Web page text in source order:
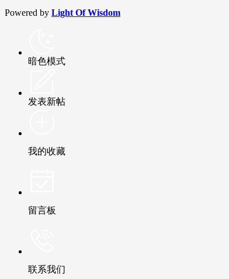
Powered by Light Of Wisdom
暗色模式
发表新帖
我的收藏
留言板
联系我们